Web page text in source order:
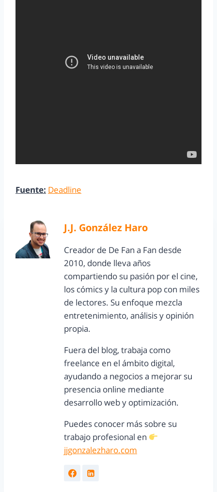
Fuente: Deadline
J.J. González Haro
Creador de De Fan a Fan desde
2010, donde lleva años
compartiendo su pasión por el cine,
los cómics y la cultura pop con miles
de lectores. Su enfoque mezcla
entretenimiento, análisis y opinión
propia.
Fuera del blog, trabaja como
freelance en el ámbito digital,
ayudando a negocios a mejorar su
presencia online mediante
desarrollo web y optimización.
Puedes conocer más sobre su
trabajo profesional en
jjgonzalezharo.com